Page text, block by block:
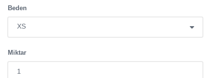
Beden
Miktar